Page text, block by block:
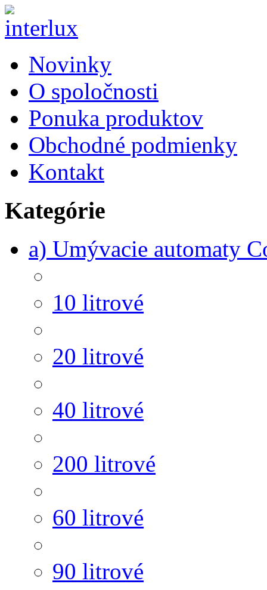
Novinky
O spoločnosti
Ponuka produktov
Obchodné podmienky
Kontakt
Kategórie
a) Umývacie automaty
10 litrové
20 litrové
40 litrové
200 litrové
60 litrové
90 litrové